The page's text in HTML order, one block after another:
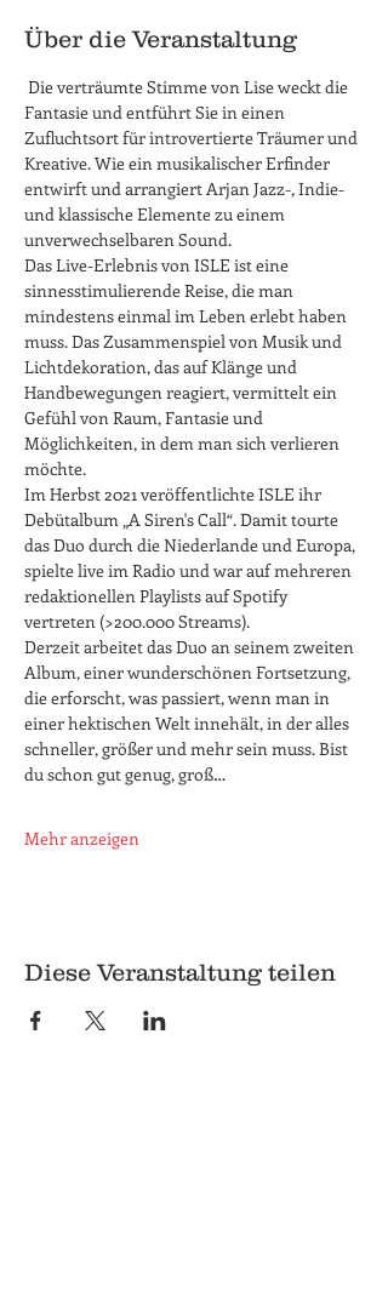
Über die Veranstaltung
Fantasie und entführt Sie in einen
Zufluchtsort für introvertierte Träumer und
Kreative. Wie ein musikalischer Erfinder
entwirft und arrangiert Arjan Jazz-, Indie-
und klassische Elemente zu einem
unverwechselbaren Sound.
Das Live-Erlebnis von ISLE ist eine
sinnesstimulierende Reise, die man
mindestens einmal im Leben erlebt haben
muss. Das Zusammenspiel von Musik und
Lichtdekoration, das auf Klänge und
Handbewegungen reagiert, vermittelt ein
Gefühl von Raum, Fantasie und
Möglichkeiten, in dem man sich verlieren
möchte.
Im Herbst 2021 veröffentlichte ISLE ihr
Debütalbum „A Siren's Call“. Damit tourte
das Duo durch die Niederlande und Europa,
spielte live im Radio und war auf mehreren
redaktionellen Playlists auf Spotify
vertreten (>200.000 Streams).
Derzeit arbeitet das Duo an seinem zweiten
Album, einer wunderschönen Fortsetzung,
die erforscht, was passiert, wenn man in
einer hektischen Welt innehält, in der alles
schneller, größer und mehr sein muss. Bist
du schon gut genug, groß…
Mehr anzeigen
Diese Veranstaltung teilen